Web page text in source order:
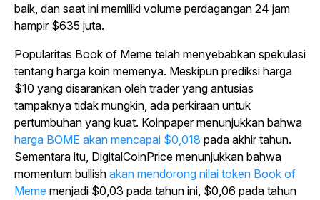
baik, dan saat ini memiliki volume perdagangan 24 jam
hampir $635 juta.
Popularitas Book of Meme telah menyebabkan spekulasi
tentang harga koin memenya. Meskipun prediksi harga
$10 yang disarankan oleh trader yang antusias
tampaknya tidak mungkin, ada perkiraan untuk
pertumbuhan yang kuat. Koinpaper menunjukkan bahwa
harga BOME akan mencapai $0,018 pada akhir tahun.
Sementara itu, DigitalCoinPrice menunjukkan bahwa
momentum bullish akan mendorong nilai token Book of
Meme menjadi $0,03 pada tahun ini, $0,06 pada tahun